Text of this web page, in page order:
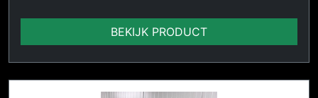
BEKIJK PRODUCT